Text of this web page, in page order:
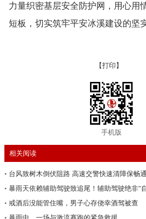
力量织密基层安全防护网，用心用
短板，切实筑牢平安冰溪建设的坚
【打印】
手机版
相关阅读
• 台风致树木倒伏阻路 高速交警快速清障保畅通
• 暴雨天依赖辅助驾驶致追尾！辅助驾驶绝非“
• 戒酒后没能管住嘴，男子心存侥幸酒驾被查